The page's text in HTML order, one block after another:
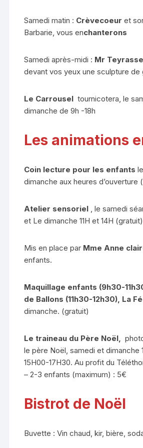
Samedi matin : Crèvecoeuret
Barbarie, vous enchanterons
Samedi après-midi : Mr Teyrasse
devant vos yeux une sculpture de
Le Carrousel tournicotera, le
dimanche de 9h -18h
Les animations
Coin lecture pour les enfants
dimanche aux heures d’ouverture
Atelier sensoriel , le samedi
et Le dimanche 11H et 14H
Mis en place par Mme Anne
enfants.
Maquillage enfants (9h30-
de Ballons (11h30-12h30), La
dimanche. (gratuit)
Le traineau du Père Noël,
le père Noël, samedi et dimanche
15H00-17H30. Au profit du
– 2-3 enfants (maximum) : 5€
Bistrot de Noël
Buvette : Vin chaud, kir, bière,